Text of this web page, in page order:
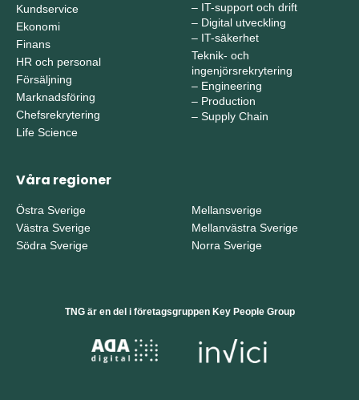
Kundservice
Ekonomi
Finans
HR och personal
Försäljning
Marknadsföring
Chefsrekrytering
Life Science
– IT-support och drift
– Digital utveckling
– IT-säkerhet
Teknik- och
ingenjörsrekrytering
– Engineering
– Production
– Supply Chain
Våra regioner
Östra Sverige
Västra Sverige
Södra Sverige
Mellansverige
Mellanvästra Sverige
Norra Sverige
TNG är en del i företagsgruppen Key People Group